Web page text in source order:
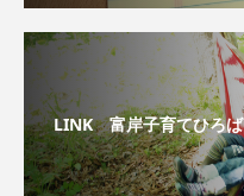
LINK 富岸子育てひろば